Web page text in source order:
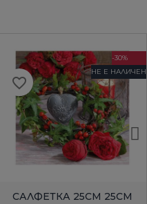
БЪРЗ ПРЕГЛЕД
-30%
НЕ Е НАЛИЧЕН
САЛФЕТКА 25СМ 25СМ
favorite_border